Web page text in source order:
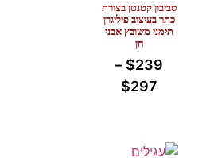
סביבון קטנטן בצורת
כתר בעיצוב פיליגרן
תימני משובץ אבני
חן
$239
–
$297